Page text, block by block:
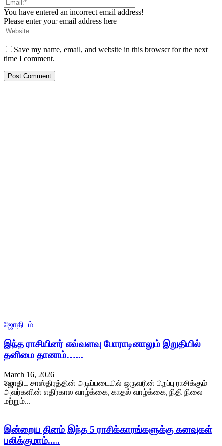
You have entered an incorrect email address!
Please enter your email address here
Save my name, email, and website in this browser for the next
time I comment.
ஜோதிடம்
இந்த ராசியினர் எவ்வளவு போராடினாலும் இறுதியில்
தனிமை தானாம்…...
March 16, 2026
ஜோதிட சாஸ்திரத்தின் அடிப்படையில் ஒருவரின் பிறப்பு ராசிக்கும்
அவர்களின் எதிர்கால வாழ்க்கை, காதல் வாழ்க்கை, நிதி நிலை
மற்றும்...
இன்றைய தினம் இந்த 5 ராசிக்காரங்களுக்கு கனவுகள்
பலிக்குமாம்.....